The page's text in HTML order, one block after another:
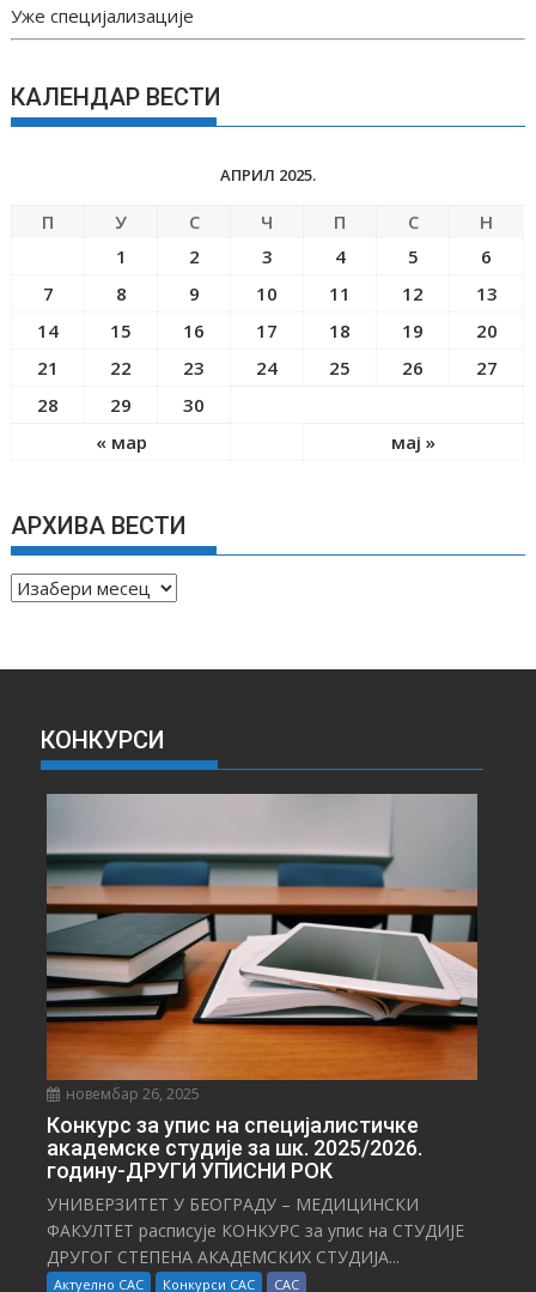
Уже специјализације
КАЛЕНДАР ВЕСТИ
АПРИЛ 2025.
П У С Ч П С Н
« мар мај »
1 2 3 4 5
6
7
8 9 10 11 12
13
14
15 16 17 18 19
20
21
22 23 24 25 26
27
28
29 30
АРХИВА ВЕСТИ
А
И
КОНКУРСИ
новембар 26, 2025
Конкурс за упис на специјалистичке
академске студије за шк. 2025/2026.
годину-ДРУГИ УПИСНИ РОК
УНИВЕРЗИТЕТ У БЕОГРАДУ – МЕДИЦИНСКИ
ФАКУЛТЕТ расписује КОНКУРС за упис на СТУДИЈЕ
ДРУГОГ СТЕПЕНА АКАДЕМСКИХ СТУДИЈА...
Актуелно САС Конкурси САС САС